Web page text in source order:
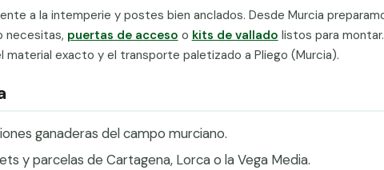
a la intemperie y postes bien anclados. Desde Murcia
necesitas, puertas de acceso o kits de vallado listos para
exacto y el transporte paletizado a Pliego (Murcia).
ganaderas del campo murciano.
y parcelas de Cartagena, Lorca o la Vega Media.